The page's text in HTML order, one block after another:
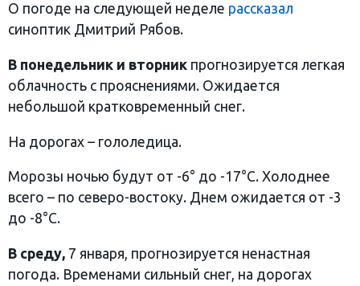
О погоде на следующей неделе рассказал
синоптик Дмитрий Рябов.
В понедельник и вторник прогнозируется легкая
облачность с прояснениями. Ожидается
небольшой кратковременный снег.
На дорогах – гололедица.
Морозы ночью будут от -6° до -17°C. Холоднее
всего – по северо-востоку. Днем ожидается от -3
до -8°C.
В среду, 7 января, прогнозируется ненастная
погода. Временами сильный снег, на дорогах